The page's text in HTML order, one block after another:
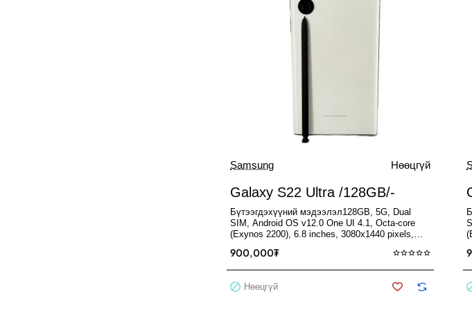
Used
Зарагдсан
Нөөцгүй
Samsung Нөөцгүй
Galaxy S22 Ultra /128GB/-
Бүтээгдэхүүний мэдээлэл128GB, 5G, Dual
SIM, Android OS v12.0 One UI 4.1, Octa-core
(Exynos 2200), 6.8 inches, 3080x1440 pixels,
900,000₮
Нөөцгүй